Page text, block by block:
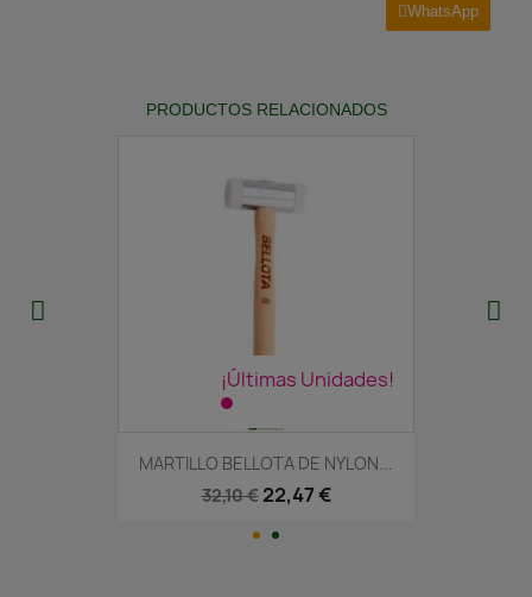
WhatsApp
PRODUCTOS RELACIONADOS
¡Últimas Unidades!
MARTILLO BELLOTA DE NYLON...
32,10 € 22,47 €